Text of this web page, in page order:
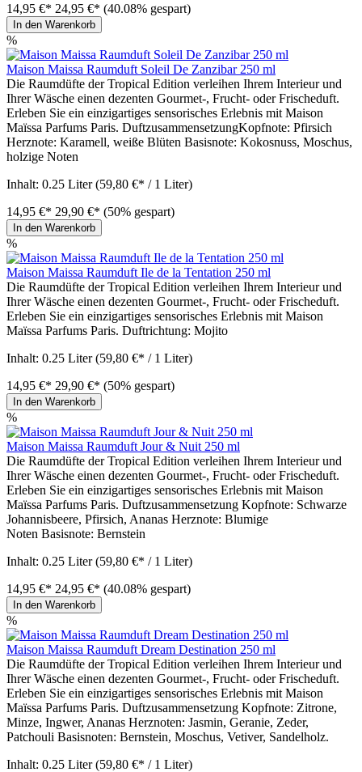
14,95 €* 24,95 €* (40.08% gespart)
In den Warenkorb
%
Maison Maissa Raumduft Soleil De Zanzibar 250 ml
Die Raumdüfte der Tropical Edition verleihen Ihrem Interieur und
Ihrer Wäsche einen dezenten Gourmet-, Frucht- oder Frischeduft.
Erleben Sie ein einzigartiges sensorisches Erlebnis mit Maison
Maïssa Parfums Paris. DuftzusammensetzungKopfnote: Pfirsich
Herznote: Karamell, weiße Blüten Basisnote: Kokosnuss, Moschus,
holzige Noten
Inhalt: 0.25 Liter(59,80 €* / 1 Liter)
14,95 €* 29,90 €* (50% gespart)
In den Warenkorb
%
Maison Maissa Raumduft Ile de la Tentation 250 ml
Die Raumdüfte der Tropical Edition verleihen Ihrem Interieur und
Ihrer Wäsche einen dezenten Gourmet-, Frucht- oder Frischeduft.
Erleben Sie ein einzigartiges sensorisches Erlebnis mit Maison
Maïssa Parfums Paris. Duftrichtung: Mojito
Inhalt: 0.25 Liter(59,80 €* / 1 Liter)
14,95 €* 29,90 €* (50% gespart)
In den Warenkorb
%
Maison Maissa Raumduft Jour & Nuit 250 ml
Die Raumdüfte der Tropical Edition verleihen Ihrem Interieur und
Ihrer Wäsche einen dezenten Gourmet-, Frucht- oder Frischeduft.
Erleben Sie ein einzigartiges sensorisches Erlebnis mit Maison
Maïssa Parfums Paris. Duftzusammensetzung Kopfnote: Schwarze
Johannisbeere, Pfirsich, Ananas Herznote: Blumige
Noten Basisnote: Bernstein
Inhalt: 0.25 Liter(59,80 €* / 1 Liter)
14,95 €* 24,95 €* (40.08% gespart)
In den Warenkorb
%
Maison Maissa Raumduft Dream Destination 250 ml
Die Raumdüfte der Tropical Edition verleihen Ihrem Interieur und
Ihrer Wäsche einen dezenten Gourmet-, Frucht- oder Frischeduft.
Erleben Sie ein einzigartiges sensorisches Erlebnis mit Maison
Maïssa Parfums Paris. Duftzusammensetzung Kopfnote: Zitrone,
Minze, Ingwer, Ananas Herznoten: Jasmin, Geranie, Zeder,
Patchouli Basisnoten: Bernstein, Moschus, Vetiver, Sandelholz.
Inhalt: 0.25 Liter(59,80 €* / 1 Liter)